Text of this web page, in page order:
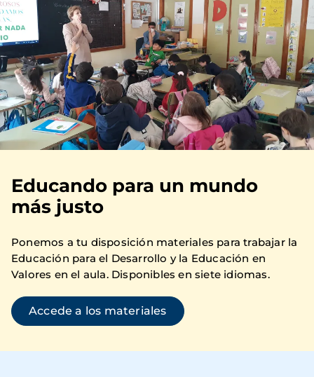
Educando para un mundo
más justo
Ponemos a tu disposición materiales para trabajar la
Educación para el Desarrollo y la Educación en
Valores en el aula. Disponibles en siete idiomas.
Accede a los materiales